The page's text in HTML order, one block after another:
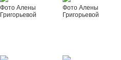
Фото Алены
Григорьевой
Фото Алены
Григорьевой